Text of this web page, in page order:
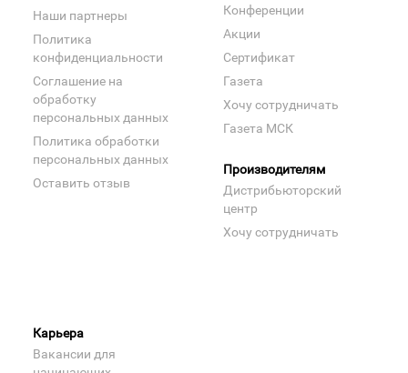
Наши партнеры
Политика
конфиденциальности
Соглашение на
обработку
персональных данных
Политика обработки
персональных данных
Оставить отзыв
Конференции
Акции
Сертификат
Газета
Хочу сотрудничать
Газета МСК
Производителям
Дистрибьюторский
центр
Хочу сотрудничать
Карьера
Вакансии для